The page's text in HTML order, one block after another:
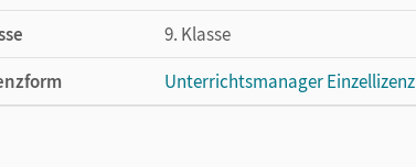
9. Klasse
Unterrichtsmanager Einzellizenz